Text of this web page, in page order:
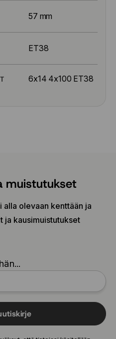
57 mm
ET38
6x14 4x100 ET38
muistutukset
olevaan kenttään ja
ja kausimuistutukset